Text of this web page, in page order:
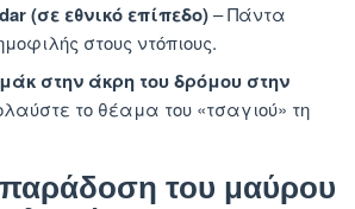
(σε εθνικό επίπεδο)– Πάντα
στους ντόπιους.
στην άκρη του δρόμου στην
το θέαμα του «τσαγιού» ​​τη
του μαύρου